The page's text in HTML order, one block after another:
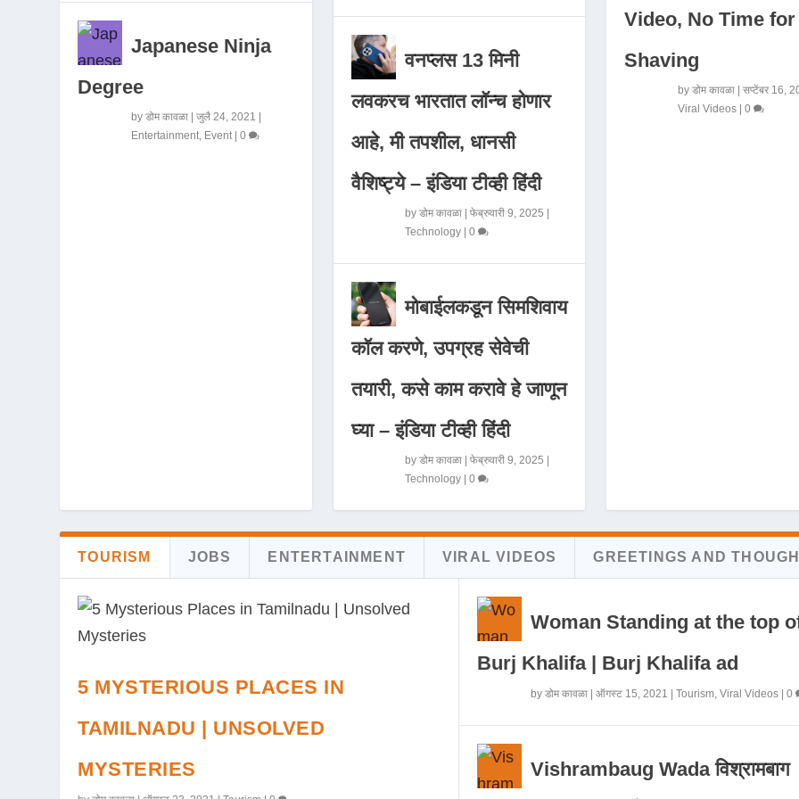
Japanese Ninja
Degree
byडोम कावळा |जुलै 24, 2021 |
Entertainment Event |0
वनप्लस 13 मिनी
लवकरच भारतात लॉन्च होणार
आहे, मी तपशील, धानसी
वैशिष्ट्ये – इंडिया टीव्ही हिंदी
by डोम कावळा| फेब्रुवारी 9, 2025
Technology| 0
मोबाईलकडून सिमशिवाय
कॉल करणे, उपग्रह सेवेची
तयारी, कसे काम करावे हे जाणून
घ्या – इंडिया टीव्ही हिंदी
by डोम कावळा| फेब्रुवारी 9, 2025
Technology| 0
Video, No Time for
Shaving
by डोम कावळा| सप्टेंबर 16,
Viral Videos| 0
TOURISM JOBS ENTERTAINMENT VIRAL VIDEOS GREETINGS AND
5 MYSTERIOUS PLACES IN
TAMILNADU | UNSOLVED
MYSTERIES
Woman Standing at the top
Burj Khalifa | Burj Khalifa ad
by डोम कावळा| ऑगस्ट 15, 2021 Tourism, Viral Videos| 0
Vishrambaug Wada विश्रामबाग